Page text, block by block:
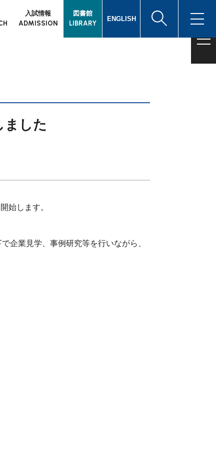
入試情報
ADMISSION
図書館
LIBRARY
ENGLISH
ました
始します。
企業見学、事例研究等を行いながら、